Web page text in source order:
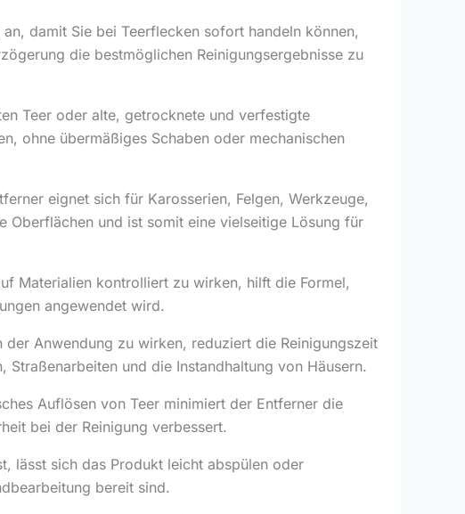
damit Sie bei Teerflecken sofort handeln können,
die bestmöglichen Reinigungsergebnisse zu
Teer oder alte, getrocknete und verfestigte
ohne übermäßiges Schaben oder mechanischen
eignet sich für Karosserien, Felgen, Werkzeuge,
Oberflächen und ist somit eine vielseitige Lösung für
Materialien kontrolliert zu wirken, hilft die Formel,
angewendet wird.
Anwendung zu wirken, reduziert die Reinigungszeit
und die Instandhaltung von Häusern.
Auflösen von Teer minimiert der Entferner die
bei der Reinigung verbessert.
lässt sich das Produkt leicht abspülen oder
bereit sind.